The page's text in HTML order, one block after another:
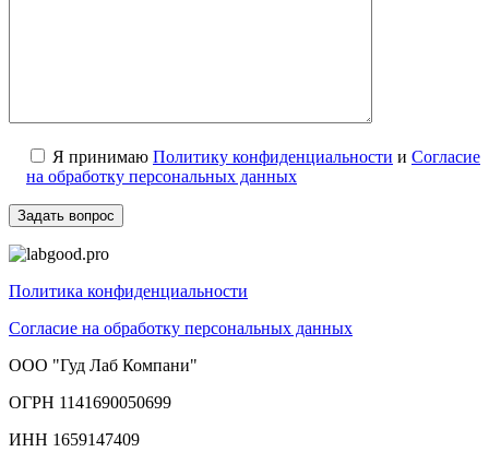
Я принимаю Политику конфиденциальности и Согласие
на обработку персональных данных
Политика конфиденциальности
Согласие на обработку персональных данных
ООО "Гуд Лаб Компани"
ОГРН 1141690050699
ИНН 1659147409